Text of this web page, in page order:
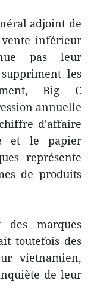
adjoint de
inférieur
pas leur
les
Big C
annuelle
d'affaire
et le papier
représente
de produits
des marques
toutefois des
vietnamien,
de leur